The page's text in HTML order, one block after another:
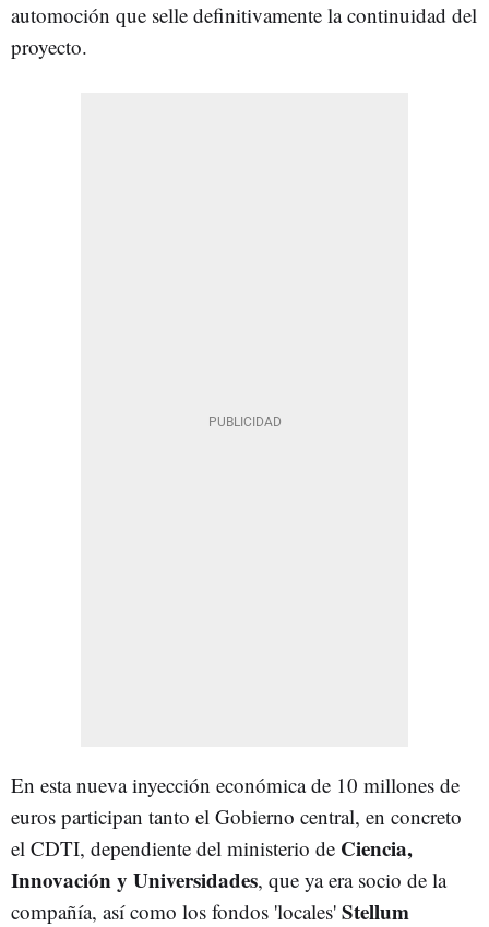
automoción que selle definitivamente la continuidad del
proyecto.
En esta nueva inyección económica de 10 millones de
euros participan tanto el Gobierno central, en concreto
el CDTI, dependiente del ministerio de Ciencia,
Innovación y Universidades, que ya era socio de la
compañía, así como los fondos 'locales' Stellum